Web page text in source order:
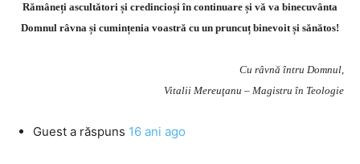
Rămâneți ascultători și credincioși în continuare și vă va binecuvânta
Domnul râvna și cumințenia voastră cu un pruncuț binevoit și sănătos!
Cu râvnă întru Domnul,
Vitalii Mereuţanu – Magistru în Teologie
Guest a răspuns 16 ani ago